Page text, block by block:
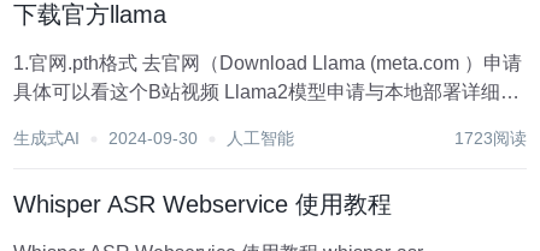
下载官方llama
1.官网.pth格式 去官网（Download Llama (meta.com ）申请
具体可以看这个B站视频 Llama2模型申请与本地部署详细教
个git） 相关...
生成式AI 2024-09-30 人工智能 1723阅读
Whisper ASR Webservice 使用教程